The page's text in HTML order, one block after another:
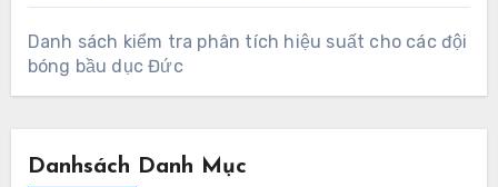
Danh sách kiểm tra phân tích hiệu suất cho các đội
bóng bầu dục Đức
Danhsách Danh Mục